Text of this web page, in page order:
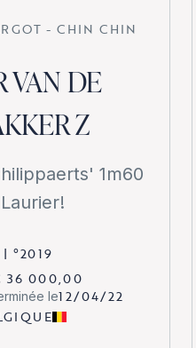
- CHIN CHIN
VAN DE
Z
1m60
|°2019
36 000,00
le12/04/22